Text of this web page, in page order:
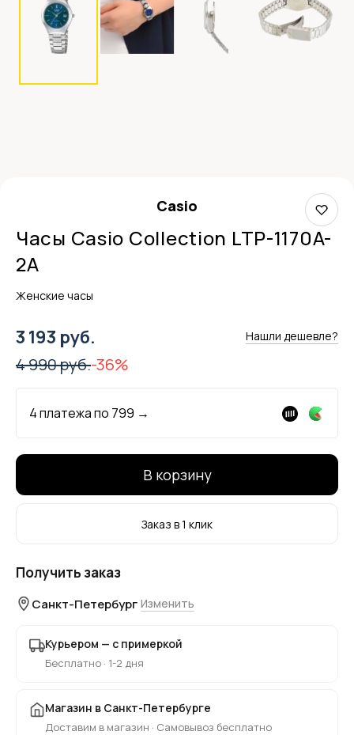
Casio
Часы Casio Collection LTP-1170A-
2A
Женские часы
3 193 руб. Нашли дешевле?
4 990 руб.-36%
4 платежа по 799 →
В корзину
Заказ в 1 клик
Получить заказ
Санкт-Петербург Изменить
Курьером — с примеркой
Бесплатно · 1-2 дня
Магазин в Санкт-Петербурге
Доставим в магазин · Самовывоз бесплатно